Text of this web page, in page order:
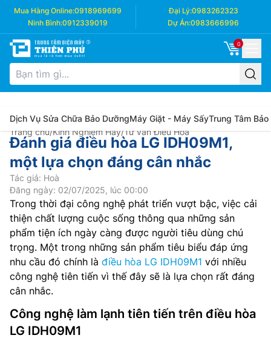
Mua Hàng Online:0918969699 Đại Lý:0983262323
Ninh Bình:0912339019 Dự Án:0983666996
0
Dịch Vụ Sửa Chữa Bảo DưỡngMáy Giặt - Máy SấyTrung Tâm Bảo
Trang chủ/Kinh Nghiệm Hay/Tư vấn Điều Hòa
Đánh giá điều hòa LG IDH09M1,
một lựa chọn đáng cân nhắc
Tác giả: Hoà
Đăng ngày: 02/07/2025, lúc 00:00
Trong thời đại công nghệ phát triển vượt bậc, việc cải
thiện chất lượng cuộc sống thông qua những sản
phẩm tiện ích ngày càng được người tiêu dùng chú
trọng. Một trong những sản phẩm tiêu biểu đáp ứng
nhu cầu đó chính là điều hòa LG IDH09M1 với nhiều
công nghệ tiên tiến vì thế đây sẽ là lựa chọn rất đáng
cân nhắc.
Công nghệ làm lạnh tiên tiến trên điều hòa
LG IDH09M1